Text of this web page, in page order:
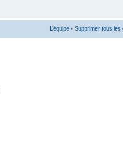
L’équipe • Supprimer tous les